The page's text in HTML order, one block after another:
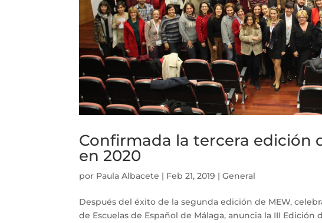
Confirmada la tercera edición
en 2020
por Paula Albacete | Feb 21, 2019 |General
Después del éxito de la segunda edición de MEW,
de Escuelas de Español de Málaga, anuncia la III